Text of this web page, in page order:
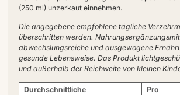
(250 ml) unzerkaut einnehmen.
Die angegebene empfohlene tägliche
überschritten werden.
abwechslungsreiche und ausgewogene
gesunde Lebensweise. Das Produkt
und außerhalb der Reichweite von kleinen
Durchschnittliche
Pro